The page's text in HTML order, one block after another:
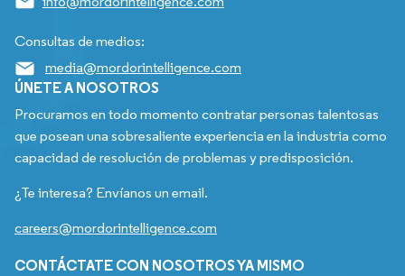
Consultas de medios:
media@mordorintelligence.com
ÚNETE A NOSOTROS
Procuramos en todo momento contratar personas talentosas
que posean una sobresaliente experiencia en la industria como
capacidad de resolución de problemas y predisposición.
¿Te interesa? Envíanos un email.
careers@mordorintelligence.com
CONTÁCTATE CON NOSOTROS YA MISMO